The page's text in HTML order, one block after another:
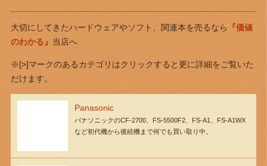
大切にしてきたハードウェアやソフト、関連本を売るなら
『価値
のわかる』 当店へ
※[>]マークのあるカテゴリはクリックすると更に詳細をご覧いた
だけます。
Panasonic
パナソニックのCF-2700、FS-5500F2、FS-A1、FS-A1WX
など初代機から後続機まで何でも買い取り中。